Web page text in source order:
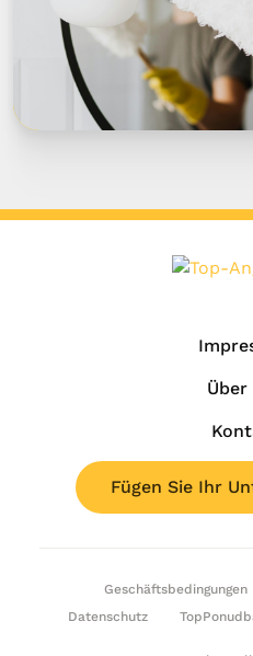
Über
Fügen Sie Ihr
Geschäftsbedingungen
Datenschutz